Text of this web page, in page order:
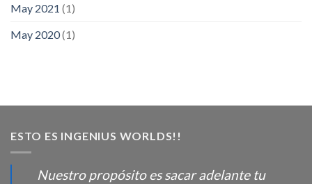
May 2021 (1)
May 2020(1)
ESTO ES INGENIUS WORLDS!!
Nuestro propósito es sacar adelante tu